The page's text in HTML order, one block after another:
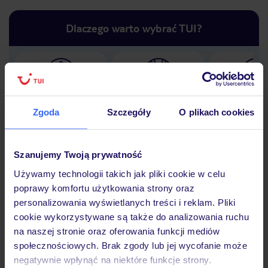
Zgoda Szczegóły O plikach cookies
Szanujemy Twoją prywatność
Używamy technologii takich jak pliki cookie w celu
poprawy komfortu użytkowania strony oraz
personalizowania wyświetlanych treści i reklam. Pliki
cookie wykorzystywane są także do analizowania ruchu
na naszej stronie oraz oferowania funkcji mediów
społecznościowych. Brak zgody lub jej wycofanie może
negatywnie wpłynąć na niektóre funkcje strony.
Dlaczego warto wybrać TUI?
Hotel
Opinie